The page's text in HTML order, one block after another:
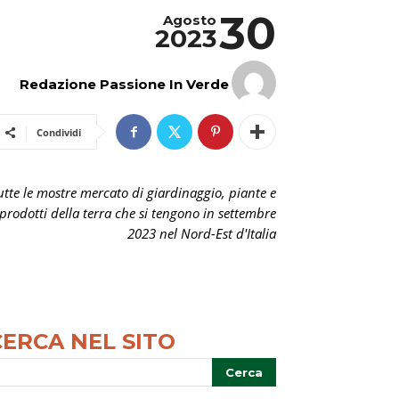
30
Agosto
2023
Redazione Passione In Verde
Condividi
le mostre mercato di giardinaggio, piante e
prodotti della terra che si tengono in settembre
2023 nel Nord-Est d'Italia
NEL SITO